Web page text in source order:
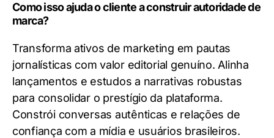
Como isso ajuda o cliente a construir autoridade de
marca?
Transforma ativos de marketing em pautas
jornalísticas com valor editorial genuíno. Alinha
lançamentos e estudos a narrativas robustas
para consolidar o prestígio da plataforma.
Constrói conversas autênticas e relações de
confiança com a mídia e usuários brasileiros.